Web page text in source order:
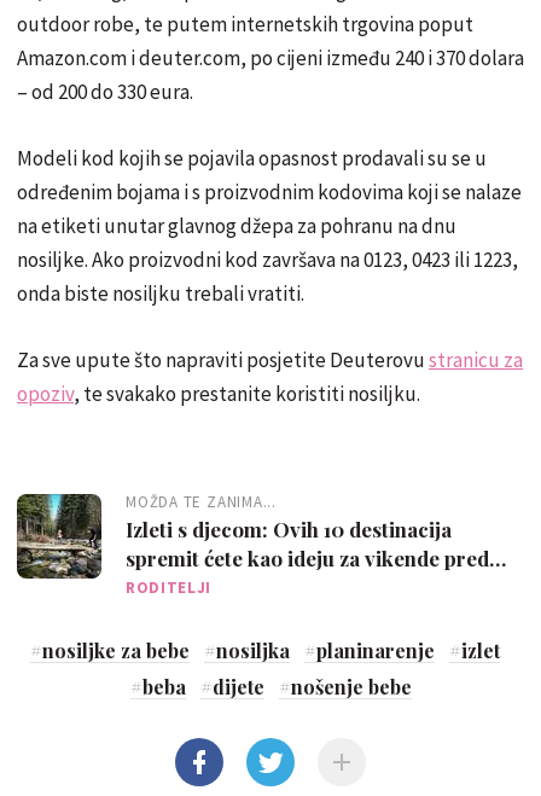
outdoor robe, te putem internetskih trgovina poput
Amazon.com i deuter.com, po cijeni između 240 i 370 dolara
– od 200 do 330 eura.
Modeli kod kojih se pojavila opasnost prodavali su se u
određenim bojama i s proizvodnim kodovima koji se nalaze
na etiketi unutar glavnog džepa za pohranu na dnu
nosiljke. Ako proizvodni kod završava na 0123, 0423 ili 1223,
onda biste nosiljku trebali vratiti.
Za sve upute što napraviti posjetite Deuterovustranicu za
opoziv, te svakako prestanite koristiti nosiljku.
MOŽDA TE ZANIMA...
Izleti s djecom: Ovih 10 destinacija
spremit ćete kao ideju za vikende pred
nama
RODITELJI
#nosiljke za bebe #nosiljka #planinarenje #izlet
#beba #dijete #nošenje bebe